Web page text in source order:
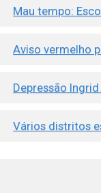
Mau tempo:
Aviso vermelho
Depressão
Vários distritos